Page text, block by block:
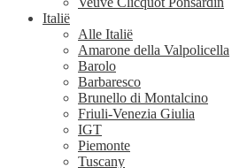
Italië
Alle Italië
Amarone della Valpolicella
Barolo
Barbaresco
Brunello di Montalcino
Friuli-Venezia Giulia
IGT
Piemonte
Tuscany